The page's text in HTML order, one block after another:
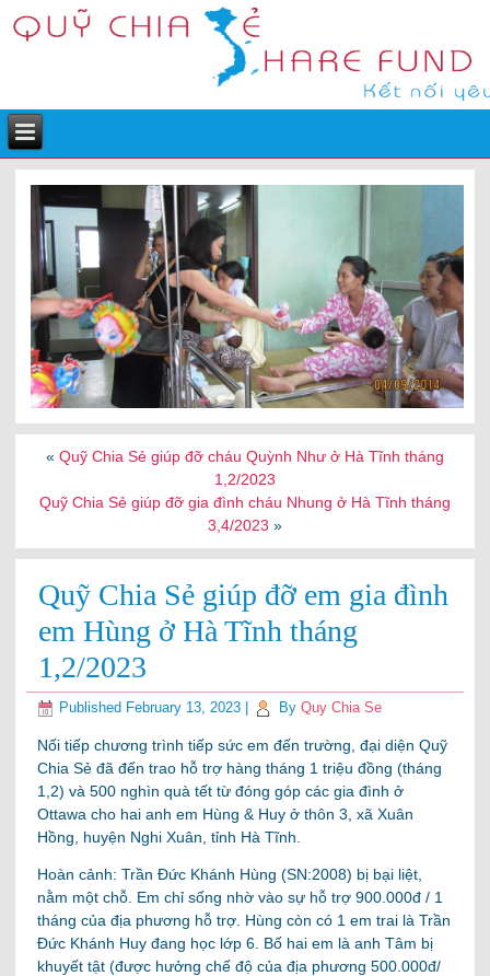
« Quỹ Chia Sẻ giúp đỡ cháu Quỳnh Như ở Hà Tĩnh tháng
1,2/2023
Quỹ Chia Sẻ giúp đỡ gia đình cháu Nhung ở Hà Tĩnh tháng
3,4/2023 »
Quỹ Chia Sẻ giúp đỡ em gia đình
em Hùng ở Hà Tĩnh tháng
1,2/2023
Published February 13, 2023 By Quy Chia Se
Nối tiếp chương trình tiếp sức em đến trường, đại diện Quỹ
Chia Sẻ đã đến trao hỗ trợ hàng tháng 1 triệu đồng (tháng
1,2) và 500 nghìn quà tết từ đóng góp các gia đình ở
Ottawa cho hai anh em Hùng & Huy ở thôn 3, xã Xuân
Hồng, huyện Nghi Xuân, tỉnh Hà Tĩnh.
Hoàn cảnh: Trần Đức Khánh Hùng (SN:2008) bị bại liệt,
nằm một chỗ. Em chỉ sống nhờ vào sự hỗ trợ 900.000đ / 1
tháng của địa phương hỗ trợ. Hùng còn có 1 em trai là Trần
Đức Khánh Huy đang học lớp 6. Bố hai em là anh Tâm bị
khuyết tật (được hưởng chế độ của địa phương 500.000đ/